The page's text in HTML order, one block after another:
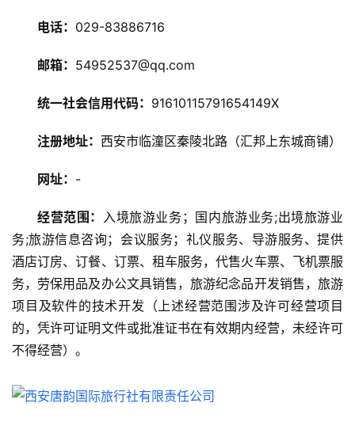
产
热
门
景
点
游
电话： 029-83886716
邮箱： 54952537@qq.com
统一社会信用代码： 91610115791654149X
注册地址： 西安市临潼区秦陵北路（汇邦上东城商铺）
网址： -
经营范围： 入境旅游业务；国内旅游业务;出境旅游业
务;旅游信息咨询；会议服务；礼仪服务、导游服务、提供
酒店订房、订餐、订票、租车服务，代售火车票、飞机票服
务，劳保用品及办公文具销售，旅游纪念品开发销售，旅游
项目及软件的技术开发（上述经营范围涉及许可经营项目
的，凭许可证明文件或批准证书在有效期内经营，未经许可
不得经营）。